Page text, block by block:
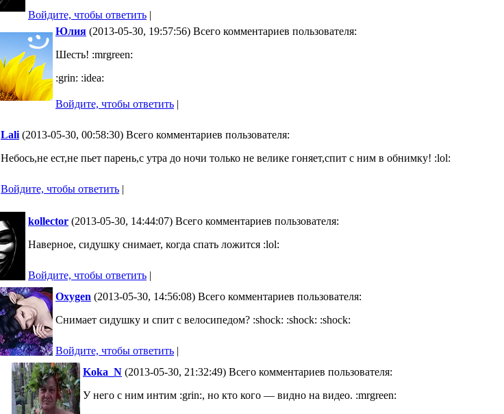
Войдите, чтобы ответить |
Юлия (2013-05-30, 19:57:56) Всего комментариев пользователя:
Шесть! :mrgreen:
:grin: :idea:
Войдите, чтобы ответить |
Lali (2013-05-30, 00:58:30) Всего комментариев пользователя:
Небось,не ест,не пьет парень,с утра до ночи только не велике гоняет,спит с ним в обнимку! :lol:
Войдите, чтобы ответить |
kollector (2013-05-30, 14:44:07) Всего комментариев пользователя:
Наверное, сидушку снимает, когда спать ложится :lol:
Войдите, чтобы ответить |
Oxygen (2013-05-30, 14:56:08) Всего комментариев пользователя:
Снимает сидушку и спит с велосипедом? :shock: :shock: :shock:
Войдите, чтобы ответить |
Koka_N (2013-05-30, 21:32:49) Всего комментариев пользователя:
У него с ним интим :grin:, но кто кого — видно на видео. :mrgreen: